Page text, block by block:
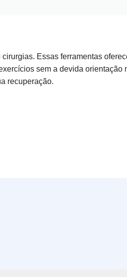
Essas ferramentas
sem a devida orientação
recuperação.